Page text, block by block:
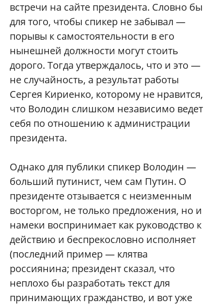
встречи на сайте президента. Словно бы
для того, чтобы спикер не забывал —
порывы к самостоятельности в его
нынешней должности могут стоить
дорого. Тогда утверждалось, что и это —
не случайность, а результат работы
Сергея Кириенко, которому не нравится,
что Володин слишком независимо ведет
себя по отношению к администрации
президента.
Однако для публики спикер Володин —
больший путинист, чем сам Путин. О
президенте отзывается с неизменным
восторгом, не только предложения, но и
намеки воспринимает как руководство к
действию и беспрекословно исполняет
(последний пример — клятва
россиянина; президент сказал, что
неплохо бы разработать текст для
принимающих гражданство, и вот уже